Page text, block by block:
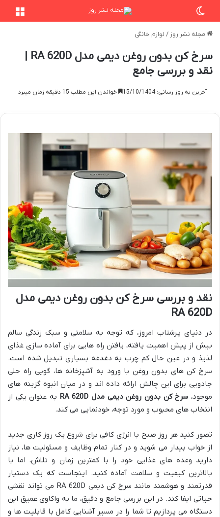
مجله نشر روز / لوازم خانگی
نقد و بررسی جامع
آخرین به روز رسانی: 15/10/1404 خواندن این مطلب 15 دقیقه زمان میبرد
نقد و بررسی سرخ کن بدون روغن دیمی مدل
RA 620D
در دنیای پرشتاب امروز، که توجه به سلامتی و سبک زندگی سالم
بیش از پیش اهمیت یافته، یافتن راه هایی برای آماده سازی غذای
لذیذ و در عین حال کم چرب به دغدغه بسیاری تبدیل شده است.
سرخ کن های بدون روغن با ورود به آشپزخانه ها، گویی راه حلی
جادویی برای این چالش ارائه داده اند و در میان انبوه گزینه های
موجود، سرخ کن بدون روغن دیمی مدل RA 620D
به عنوان یکی از
انتخاب های محبوب و مورد توجه، خودنمایی می کند.
تصور کنید هر روز صبح با انرژی کافی برای شروع یک روز کاری جدید
از خواب بیدار می شوید و در کنار تمام وظایف و مسئولیت ها، نیاز
دارید وعده های غذایی خود را با کمترین زمان و تلاش، اما با
بالاترین کیفیت و سلامت آماده کنید. اینجاست که یک دستیار
قدرتمند و هوشمند مانند سرخ کن دیمی RA 620D می تواند نقشی
حیاتی ایفا کند. در این بررسی جامع و دقیق، ما به واکاوی عمیق این
دستگاه می پردازیم تا شما را در مسیر آشنایی کامل با قابلیت ها و